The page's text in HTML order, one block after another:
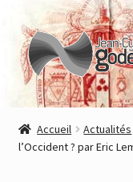
Aller
à
la
navigation
Aller
au
contenu
Accueil
Nos collections
Accueil Actualités
l’Occident ? par Eric